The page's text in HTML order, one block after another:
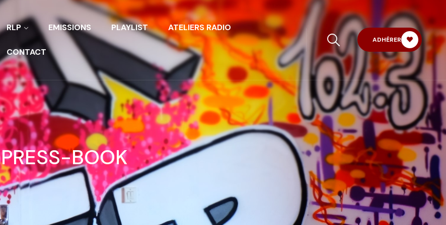
RLP EMISSIONS PLAYLIST ATELIERS RADIO
CONTACT
ADHÉRER
PRESS-BOOK